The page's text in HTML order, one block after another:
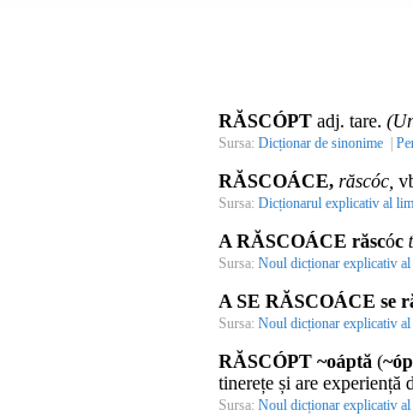
RĂSCÓPT adj. tare.
Sursa: Dicționar de sinonime |
RĂSCOÁCE, răscóc,
Sursa: Dicționarul explicativ al
A RĂSCOÁCE răscóc
Sursa: Noul dicționar explicativ
A SE RĂSCOÁCE se
Sursa: Noul dicționar explicativ
RĂSCÓPT ~oáptă (
tinerețe și are experiență
Sursa: Noul dicționar explicativ